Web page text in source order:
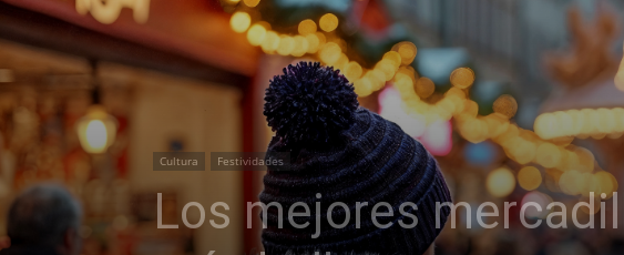
Cultura Festividades
Los mejores